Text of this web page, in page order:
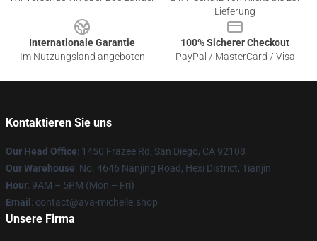
Lieferung
Internationale Garantie
Im Nutzungsland angeboten
100% Sicherer Checkout
PayPal / MasterCard / Visa
Kontaktieren Sie uns
Our Head Office: 1450 Frazee Rd, San Diego, CA 92108
Our Warehouse: No. 4646 Nanjing Road, Hexi District, Tianjin
Hour: 9AM – 5PM (Mon – Fri)
Email : contact@ava-michelle.shop
Unsere Firma